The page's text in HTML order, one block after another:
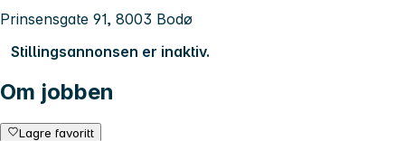
Prinsensgate 91, 8003 Bodø
Stillingsannonsen er inaktiv.
Om jobben
Lagre favoritt